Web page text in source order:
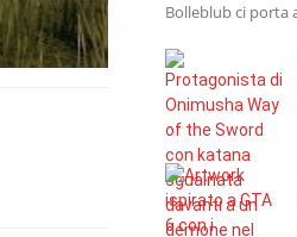
Bolleblub ci porta